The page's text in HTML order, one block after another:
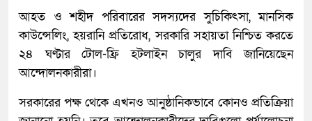
আহত ও শহীদ পরিবারের সদস্যদের সুচিকিৎসা, মানসিক
কাউন্সেলিং, হয়রানি প্রতিরোধ, সরকারি সহায়তা নিশ্চিত করতে
২৪ ঘণ্টার টোল-ফ্রি হটলাইন চালুর দাবি জানিয়েছেন
আন্দোলনকারীরা।
সরকারের পক্ষ থেকে এখনও আনুষ্ঠানিকভাবে কোনও প্রতিক্রিয়া